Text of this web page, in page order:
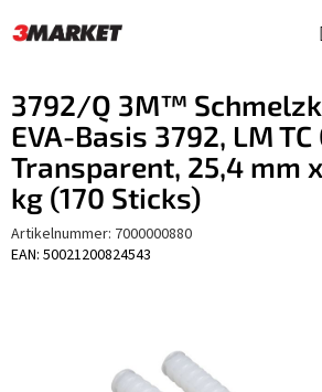
Inhalt
3792/Q 3M™
EVA-Basis 3792, LM TC
Transparent, 25,4 mm
kg (170 Sticks)
Artikelnummer: 7000000880
EAN: 50021200824543